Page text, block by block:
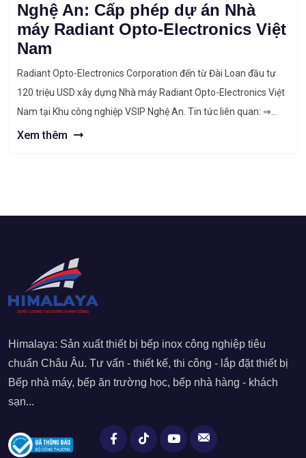
Nghệ An: Cấp phép dự án Nhà
máy Radiant Opto-Electronics Việt
Nam
Radiant Opto-Electronics Corporation đến từ Đài Loan đầu tư
120 triệu USD xây dựng Nhà máy Radiant Opto-Electronics Việt
Nam tại Khu công nghiệp VSIP Nghệ An. Tin tức liên quan: ⇒
Nghệ An: Khởi công Nhà máy sản xuất giày, gia công các sản
Xem thêm
Himalaya: Sản xuất thiết bị bếp inox công nghiệp tiêu
chuẩn Châu Âu. Tư vấn - thiết kế, thi công - lắp đặt thiết bị
Bếp nhà máy, bếp ăn trường học, bếp nhà hàng - khách
sạn...